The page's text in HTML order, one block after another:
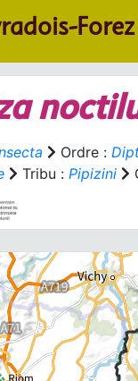
Forez
Ordre :
Tribu : Pipizini